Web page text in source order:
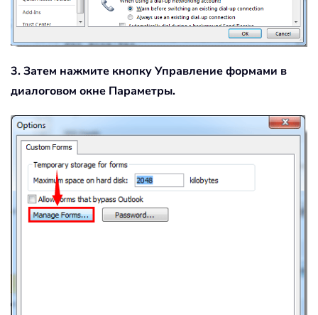
3. Затем нажмите кнопкуУправление формами в
диалоговом окне Параметры.